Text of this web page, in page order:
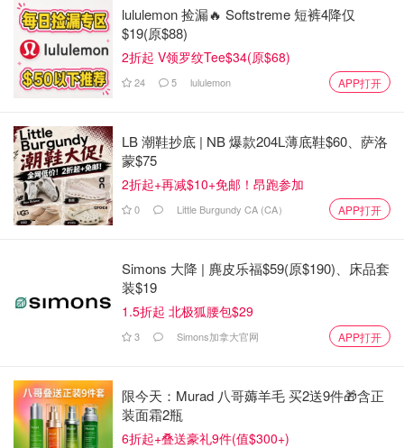
lululemon 捡漏🔥 Softstreme 短裤4降仅
$19(原$88)
2折起 V领罗纹Tee$34(原$68)
24 5 lululemon APP打开
LB 潮鞋抄底 | NB 爆款204L薄底鞋$60、萨洛
蒙$75
2折起+再减$10+免邮！昂跑参加
0 Little Burgundy CA (CA） APP打开
Simons 大降 | 麂皮乐福$59(原$190)、床品套
装$19
1.5折起 北极狐腰包$29
3 Simons加拿大官网 APP打开
限今天：Murad 八哥薅羊毛 买2送9件🎁含正
装面霜2瓶
6折起+叠送豪礼9件(值$300+)